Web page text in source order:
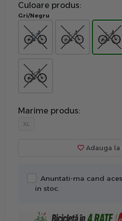
Culoare produs:
Gri/Negru
Marime produs:
XL
Adauga la
Anuntati-ma cand
in stoc.